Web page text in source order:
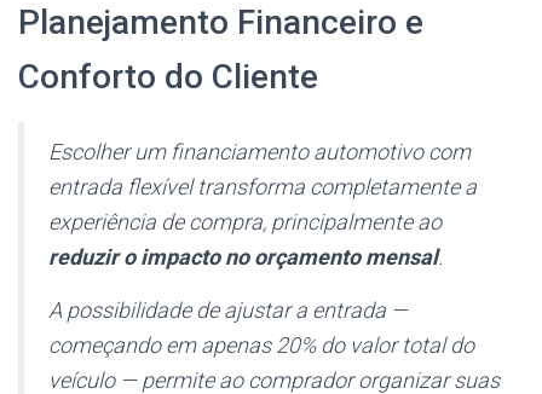
Planejamento Financeiro e
Conforto do Cliente
Escolher um financiamento automotivo com
entrada flexível transforma completamente a
experiência de compra, principalmente ao
reduzir o impacto no orçamento mensal.
A possibilidade de ajustar a entrada —
começando em apenas 20% do valor total do
veículo — permite ao comprador organizar suas